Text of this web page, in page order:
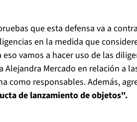
que esta defensa va a
en la medida que
vamos a hacer uso de las
Alejandra Mercado en relación a
como responsables. Además,
de lanzamiento de objetos".